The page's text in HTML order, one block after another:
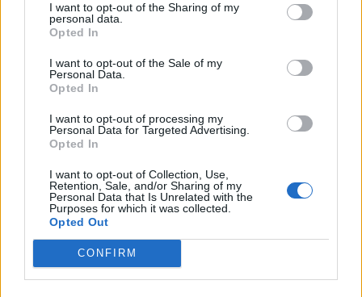
I want to opt-out of the Sharing of my
personal data.
Opted In
I want to opt-out of the Sale of my
Personal Data.
Opted In
I want to opt-out of processing my
Personal Data for Targeted Advertising.
Opted In
I want to opt-out of Collection, Use,
Retention, Sale, and/or Sharing of my
Personal Data that Is Unrelated with the
Purposes for which it was collected.
Opted Out
CONFIRM
Día de la Encefalomielitis Miálgica
Severa o Síndrome de Fatiga
Crónica